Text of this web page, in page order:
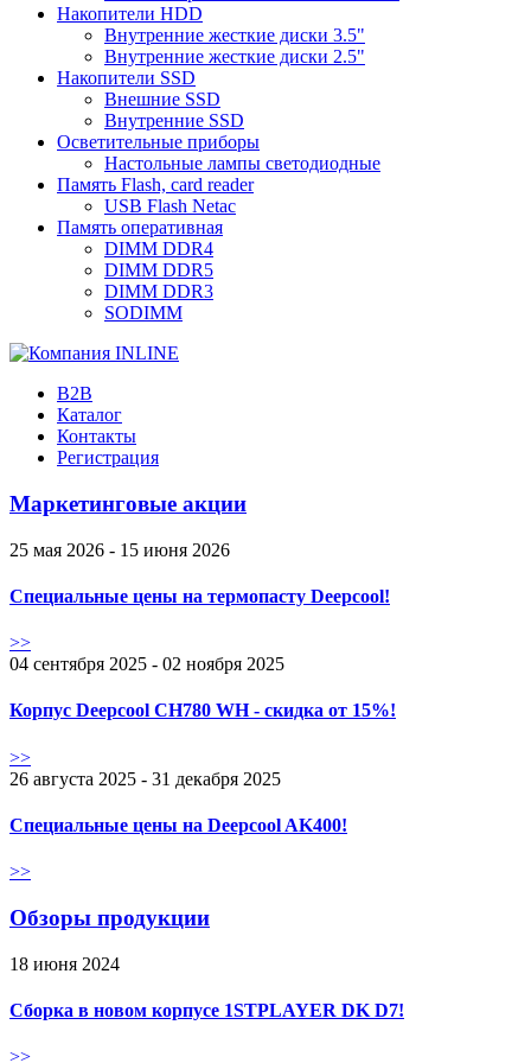
Накопители HDD
Внутренние жесткие диски 3.5"
Внутренние жесткие диски 2.5"
Накопители SSD
Внешние SSD
Внутренние SSD
Осветительные приборы
Настольные лампы светодиодные
Память Flash, card reader
USB Flash Netac
Память оперативная
DIMM DDR4
DIMM DDR5
DIMM DDR3
SODIMM
B2B
Каталог
Контакты
Регистрация
Маркетинговые акции
25 мая 2026 - 15 июня 2026
Специальные цены на термопасту Deepcool!
>>
04 сентября 2025 - 02 ноября 2025
Корпус Deepcool CH780 WH - скидка от 15%!
>>
26 августа 2025 - 31 декабря 2025
Специальные цены на Deepcool AK400!
>>
Обзоры продукции
18 июня 2024
Сборка в новом корпусе 1STPLAYER DK D7!
>>